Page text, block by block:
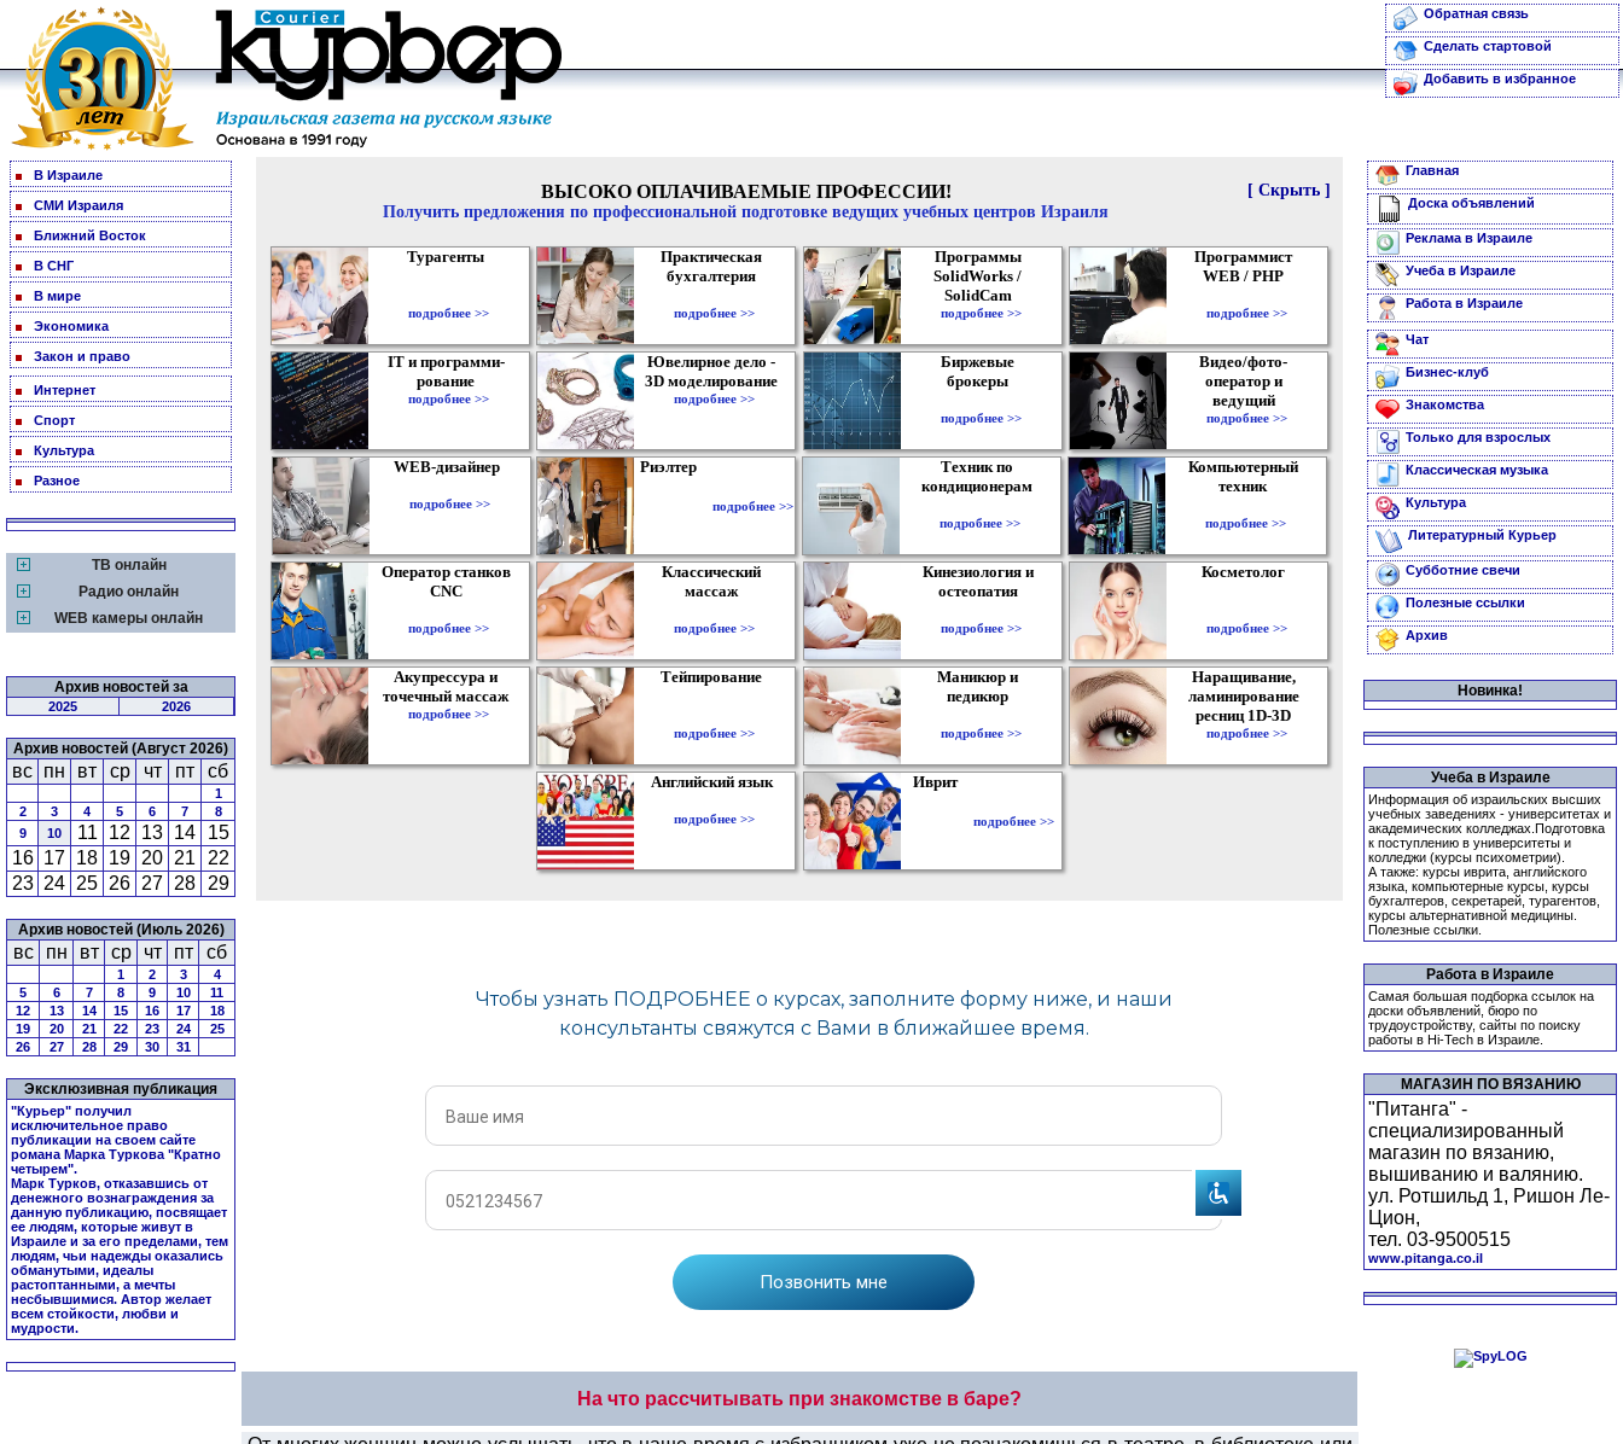
Обратная связь
Сделать стартовой
Добавить в избранное
В Израиле
СМИ Израиля
Ближний Восток
В СНГ
В мире
Экономика
Закон и право
Интернет
Спорт
Культура
Разное
ТВ онлайн
Радио онлайн
WEB камеры онлайн
Архив новостей за
2025 2026
Архив новостей (Август 2026)
вс пн вт ср чт пт сб
1
2
3 4 5 6 7
8
9
10 11 12 13 14
15
16 17 18 19 20 21
22
23 24 25 26 27 28 29
Архив новостей (Июль 2026)
вс пн вт ср чт пт сб
1 2 3
4
5
6 7 8 9 10
11
12
13 14 15 16 17
18
19
20 21 22 23 24
25
26
27 28 29 30 31
Эксклюзивная публикация
"Курьер" получил
исключительное право
публикации на своем сайте
романа Марка Туркова "Кратно
четырем".
Марк Турков, отказавшись от
денежного вознаграждения за
данную публикацию, посвящает
ее людям, которые живут в
Израиле и за его пределами, тем
людям, чьи надежды оказались
обманутыми, идеалы
растоптанными, а мечты
несбывшимися. Автор желает
всем стойкости, любви и
мудрости.
[ Скрыть ]
ВЫСОКО ОПЛАЧИВАЕМЫЕ ПРОФЕССИИ!
Получить предложения по профессиональной подготовке ведущих учебных центров Израиля
Турагенты
подробнее >>
Практическая
бухгалтерия
подробнее >>
Программы
SolidWorks /
SolidCam
подробнее >>
Программист
WEB / PHP
подробнее >>
IT и программи-
рование
подробнее >>
Ювелирное дело -
3D моделирование
подробнее >>
Биржевые
брокеры
подробнее >>
Видео/фото-
оператор и
ведущий
подробнее >>
WEB-дизайнер
подробнее >>
Риэлтер
подробнее >>
Техник по
кондиционерам
подробнее >>
Компьютерный
техник
подробнее >>
Оператор станков
CNC
подробнее >>
Классический
массаж
подробнее >>
Кинезиология и
остеопатия
подробнее >>
Косметолог
подробнее >>
Акупрессура и
точечный массаж
подробнее >>
Тейпирование
подробнее >>
Маникюр и
педикюр
подробнее >>
Наращивание,
ламинирование
ресниц 1D-3D
подробнее >>
Английский язык
подробнее >>
Иврит
подробнее >>
На что рассчитывать при знакомстве в баре?
Главная
Доска объявлений
Реклама в Израиле
Учеба в Израиле
Работа в Израиле
Чат
Бизнес-клуб
Знакомства
Только для взрослых
Классическая музыка
Культура
Литературный Курьер
Субботние свечи
Полезные ссылки
Архив
Новинка!
Учеба в Израиле
Информация об израильских высших
учебных заведениях - университетах и
академических колледжах.Подготовка
к поступлению в университеты и
колледжи (курсы психометрии).
А также: курсы иврита, английского
языка, компьютерные курсы, курсы
бухгалтеров, секретарей, турагентов,
курсы альтернативной медицины.
Полезные ссылки.
Работа в Израиле
Самая большая подборка ссылок на
доски объявлений, бюро по
трудоустройству, сайты по поиску
работы в Hi-Tech в Израиле.
МАГАЗИН ПО ВЯЗАНИЮ
"Питанга" -
специализированный
магазин по вязанию,
вышиванию и валянию.
ул. Ротшильд 1, Ришон Ле-
Цион,
тел. 03-9500515
www.pitanga.co.il